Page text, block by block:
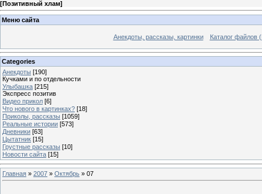
[Позитивный хлам]
Меню сайта
Анекдоты, рассказы, картинки Каталог файлов
Categories
Анекдоты [190]
Кучками и по отдельности
Улыбашка [215]
Экспресс позитив
Видео прикол [6]
Что нового в картинках? [18]
Приколы, рассказы [1059]
Реальные истории [573]
Дневники [63]
Цытатник [15]
Грустные рассказы [10]
Новости сайта [15]
Главная » 2007 » Октябрь » 07